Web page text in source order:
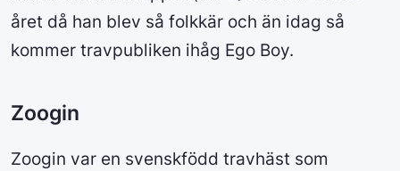
året då han blev så folkkär och än idag så
kommer travpubliken ihåg Ego Boy.
Zoogin
Zoogin var en svenskfödd travhäst som